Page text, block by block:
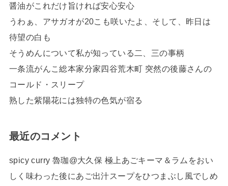
醤油がこれだけ旨ければ安心安心
うわぁ、アサガオが20こも咲いたよ、そして、昨日は
待望の白も
そうめんについて私が知っている二、三の事柄
一条流がんこ総本家分家四谷荒木町 突然の後藤さんの
コールド・スリープ
熟した紫陽花には独特の色気が宿る
最近のコメント
spicy curry 魯珈@大久保 極上あごキーマ＆ラムをおい
しく味わった後にあご出汁スープをひつまぶし風でしめ